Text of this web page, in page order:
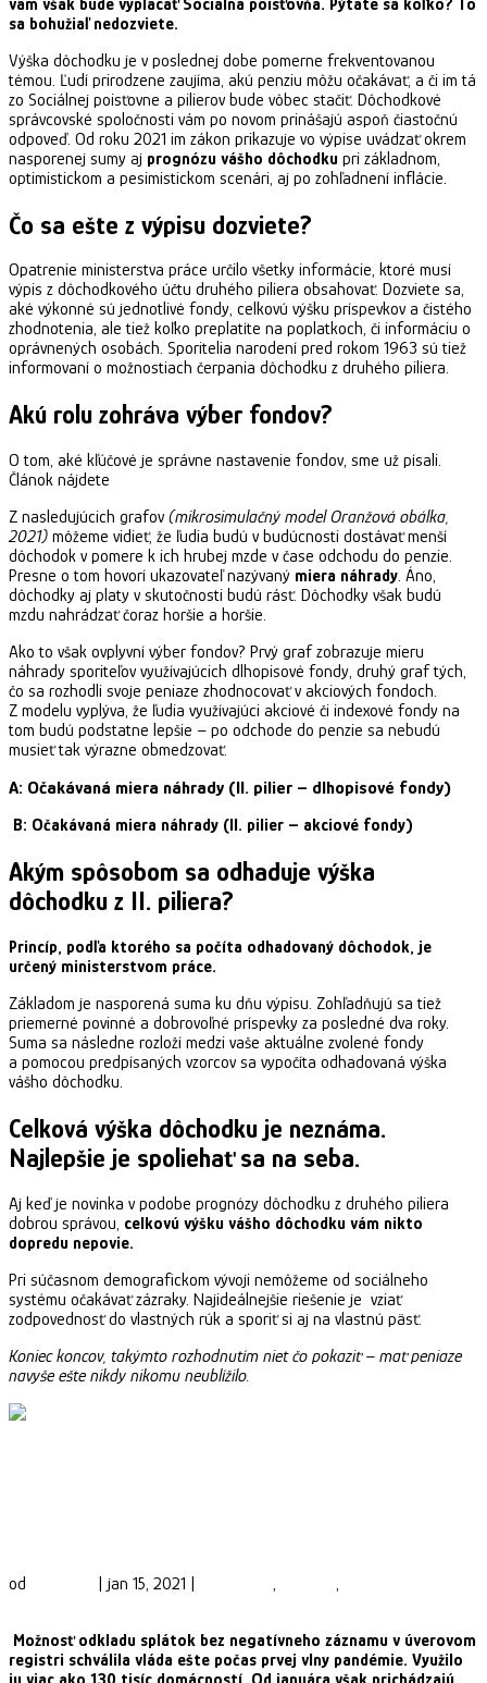
vám však bude vyplácať Sociálna poisťovňa. Pýtate sa koľko? To
sa bohužiaľ nedozviete.
Výška dôchodku je v poslednej dobe pomerne frekventovanou
témou. Ľudí prirodzene zaujíma, akú penziu môžu očakávať, a či im tá
zo Sociálnej poisťovne a pilierov bude vôbec stačiť. Dôchodkové
správcovské spoločnosti vám po novom prinášajú aspoň čiastočnú
odpoveď. Od roku 2021 im zákon prikazuje vo výpise uvádzať okrem
nasporenej sumy aj prognózu vášho dôchodku pri základnom,
optimistickom a pesimistickom scenári, aj po zohľadnení inflácie.
Čo sa ešte z výpisu dozviete?
Opatrenie ministerstva práce určilo všetky informácie, ktoré musí
výpis z dôchodkového účtu druhého piliera obsahovať. Dozviete sa,
aké výkonné sú jednotlivé fondy, celkovú výšku príspevkov a čistého
zhodnotenia, ale tiež koľko preplatíte na poplatkoch, či informáciu o
oprávnených osobách. Sporitelia narodení pred rokom 1963 sú tiež
informovaní o možnostiach čerpania dôchodku z druhého piliera.
Akú rolu zohráva výber fondov?
O tom, aké kľúčové je správne nastavenie fondov, sme už písali.
Článok nájdete
Z nasledujúcich grafov (mikrosimulačný model Oranžová obálka,
2021) môžeme vidieť, že ľudia budú v budúcnosti dostávať menší
dôchodok v pomere k ich hrubej mzde v čase odchodu do penzie.
Presne o tom hovorí ukazovateľ nazývaný miera náhrady. Áno,
dôchodky aj platy v skutočnosti budú rásť. Dôchodky však budú
mzdu nahrádzať čoraz horšie a horšie.
Ako to však ovplyvní výber fondov? Prvý graf zobrazuje mieru
náhrady sporiteľov využívajúcich dlhopisové fondy, druhý graf tých,
čo sa rozhodli svoje peniaze zhodnocovať v akciových fondoch.
Z modelu vyplýva, že ľudia využívajúci akciové či indexové fondy na
tom budú podstatne lepšie – po odchode do penzie sa nebudú
musieť tak výrazne obmedzovať.
A: Očakávaná miera náhrady (II. pilier – dlhopisové fondy)
B: Očakávaná miera náhrady (II. pilier – akciové fondy)
Akým spôsobom sa odhaduje výška
dôchodku z II. piliera?
Princíp, podľa ktorého sa počíta odhadovaný dôchodok, je
určený ministerstvom práce.
Základom je nasporená suma ku dňu výpisu. Zohľadňujú sa tiež
priemerné povinné a dobrovoľné príspevky za posledné dva roky.
Suma sa následne rozloží medzi vaše aktuálne zvolené fondy
a pomocou predpísaných vzorcov sa vypočíta odhadovaná výška
vášho dôchodku.
Celková výška dôchodku je neznáma.
Najlepšie je spoliehať sa na seba.
Aj keď je novinka v podobe prognózy dôchodku z druhého piliera
dobrou správou, celkovú výšku vášho dôchodku vám nikto
dopredu nepovie.
Pri súčasnom demografickom vývoji nemôžeme od sociálneho
systému očakávať zázraky. Najideálnejšie riešenie je vziať
zodpovednosť do vlastných rúk a sporiť si aj na vlastnú päsť.
Koniec koncov, takýmto rozhodnutím niet čo pokaziť – mať peniaze
navyše ešte nikdy nikomu neublížilo.
od jan 15, 2021 , ,
Možnosť odkladu splátok bez negatívneho záznamu v úverovom
registri schválila vláda ešte počas prvej vlny pandémie. Využilo